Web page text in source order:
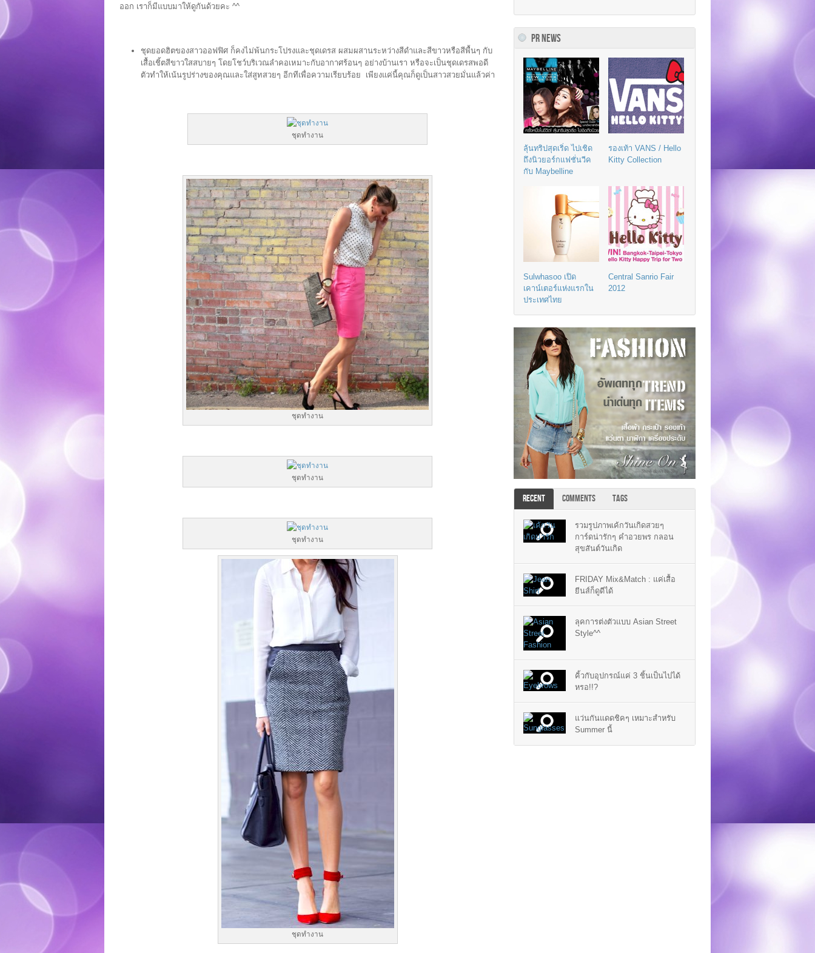
ออก เราก็มีแบบมาให้ดูกันด้วยคะ ^^
ชุดยอดฮิตของสาวออฟฟิศ ก็คงไม่พ้นกระโปรงและชุดเดรส ผสมผสานระหว่างสีดำและสีขาวหรือสีพื้นๆ กับ
เสื้อเชิ้ตสีขาวใสสบายๆ โดยโชว์บริเวณลำคอเหมาะกับอากาศร้อนๆ อย่างบ้านเรา หรือจะเป็นชุดเดรสพอดี
ตัวทำให้เน้นรูปร่างของคุณและใส่สูทสวยๆ อีกทีเพื่อความเรียบร้อย เพียงแค่นี้คุณก็ดูเป็นสาวสวยมั่นแล้วค่า
ชุดทำงาน
ชุดทำงาน
ชุดทำงาน
ชุดทำงาน
ชุดทำงาน
PR NEWS
ลุ้นทริปสุดเริ่ด ไปเชิด
ถึงนิวยอร์กแฟชั่นวีค
กับ Maybelline
รองเท้า VANS / Hello
Kitty Collection
Sulwhasoo เปิด
เคาน์เตอร์แห่งแรกใน
ประเทศไทย
Central Sanrio Fair
2012
RECENT COMMENTS TAGS
รวมรูปภาพเค้กวันเกิดสวยๆ
การ์ดน่ารักๆ คำอวยพร กลอน
สุขสันต์วันเกิด
FRIDAY Mix&Match : แค่เสื้อ
ยีนส์ก็ดูดีได้
ลุคการต่งตัวแบบ Asian Street
Style^^
คิ้วกับอุปกรณ์แค่ 3 ชิ้นเป็นไปได้
หรอ!!?
แว่นกันแดดชิคๆ เหมาะสำหรับ
Summer นี้